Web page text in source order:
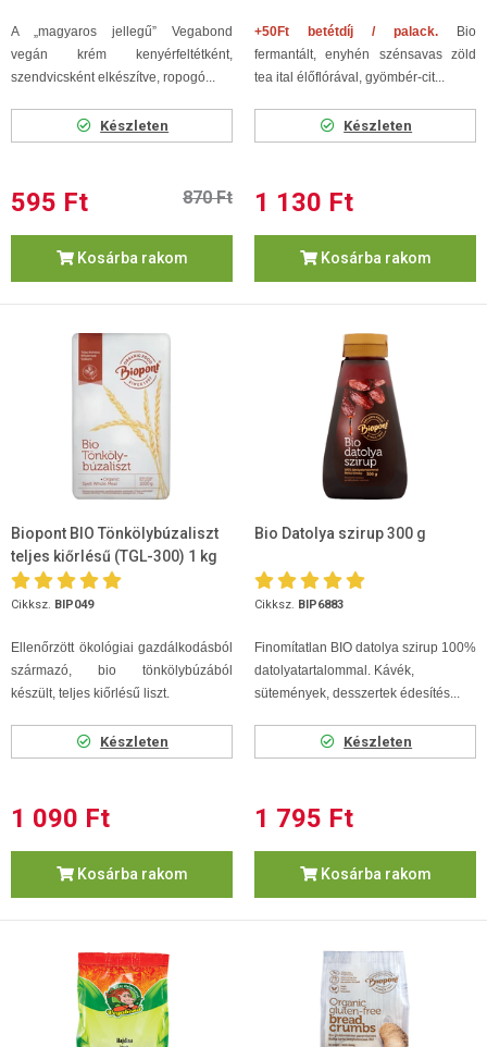
A „magyaros jellegű” Vegabond
vegán krém kenyérfeltétként,
szendvicsként elkészítve, ropogó...
Készleten
595 Ft 870 Ft
Kosárba rakom
+50Ft betétdíj / palack. Bio
fermantált, enyhén szénsavas zöld
tea ital élőflórával, gyömbér-cit...
Készleten
1 130 Ft
Kosárba rakom
Biopont BIO Tönkölybúzaliszt
teljes kiőrlésű (TGL-300) 1 kg
Cikksz. BIP049
Ellenőrzött ökológiai gazdálkodásból
származó, bio tönkölybúzából
készült, teljes kiőrlésű liszt.
Készleten
1 090 Ft
Kosárba rakom
Bio Datolya szirup 300 g
Cikksz. BIP6883
Finomítatlan BIO datolya szirup 100%
datolyatartalommal. Kávék,
sütemények, desszertek édesítés...
Készleten
1 795 Ft
Kosárba rakom